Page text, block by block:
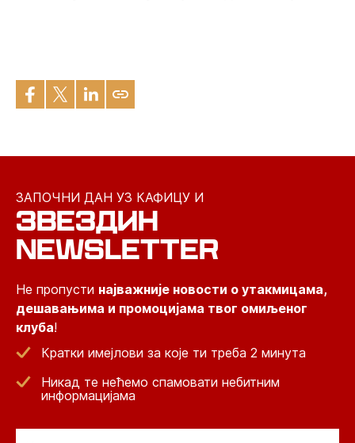
ЗАПОЧНИ ДАН УЗ КАФИЦУ И
ЗВЕЗДИН
NEWSLETTER
Не пропусти најважније новости о утакмицама,
дешавањима и промоцијама твог омиљеног
клуба!
Кратки имејлови за које ти треба 2 минута
Никад те нећемо спамовати небитним
информацијама